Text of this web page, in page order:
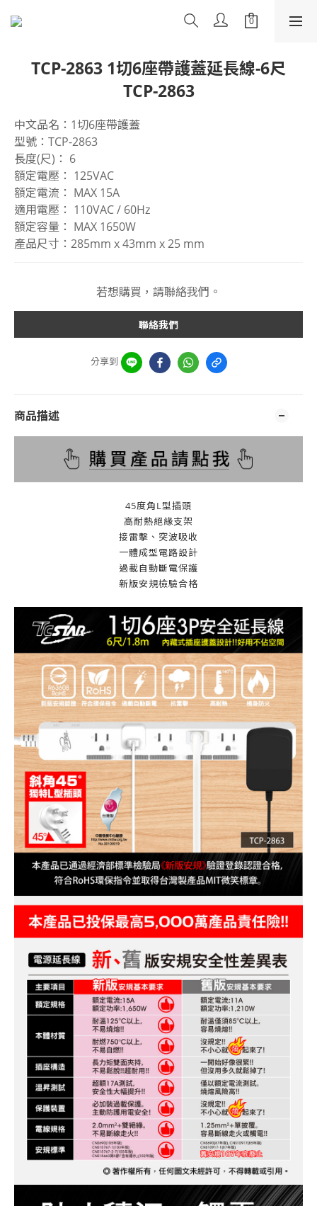
TCP-2863 1切6座帶護蓋延長線-6尺
TCP-2863
中文品名：1切6座帶護蓋
型號：TCP-2863
長度(尺)： 6
額定電壓： 125VAC
額定電流： MAX 15A
適用電壓： 110VAC / 60Hz
額定容量： MAX 1650W
產品尺寸：285mm x 43mm x 25 mm
若想購買，請聯絡我們。
聯絡我們
分享到
商品描述
45度角L型插頭
高耐熱絕緣支架
接雷擊、突波吸收
一體成型電路設計
過載自動斷電保護
新版安規檢驗合格